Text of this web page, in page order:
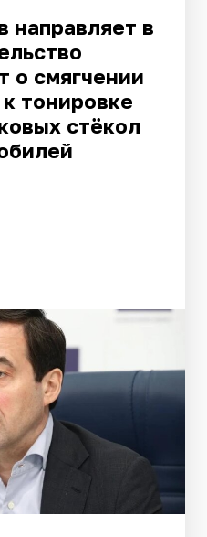
направляет в
о смягчении
тонировке
стёкол